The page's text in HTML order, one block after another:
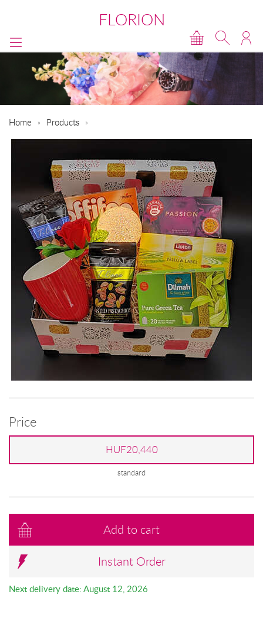
FLORION
Home Products
Price
HUF20,440
standard
Add to cart
Instant Order
Next delivery date: August 12, 2026